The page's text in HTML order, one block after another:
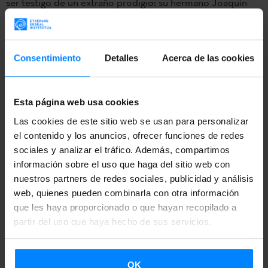
Consentimiento Detalles Acerca de las cookies
Esta página web usa cookies
Las cookies de este sitio web se usan para personalizar
el contenido y los anuncios, ofrecer funciones de redes
sociales y analizar el tráfico. Además, compartimos
información sobre el uso que haga del sitio web con
nuestros partners de redes sociales, publicidad y análisis
web, quienes pueden combinarla con otra información
que les haya proporcionado o que hayan recopilado a
partir del uso que haya hecho de sus servicios.
OK
(Eneko Sagardoy) es todo un gigante, una criatura extraña
que no ha parado de crecer a quien llaman el Gigante de
Altzo. Es entonces cuando Martín decide explotar el
gigantismo de su hermano como un monstruo de feria,
Europa, siendo exhibido delante de personajes ilustres
como la Reina Isabel II de España.
Handiaha ganado los siguientes galardones:
-Mejor guión original: Aitor Arregi
Eneko Sagardoy